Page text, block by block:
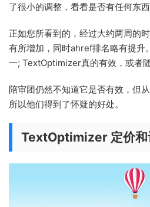
了很小的调整，看看是否有任何东西
正如您所看到的，经过大约两周的
有所增加，同时ahref排名略有提升
一; TextOptimizer真的有效，或者
陪审团仍然不知道它是否有效，但
所以他们得到了怀疑的好处。
TextOptimizer 定价和